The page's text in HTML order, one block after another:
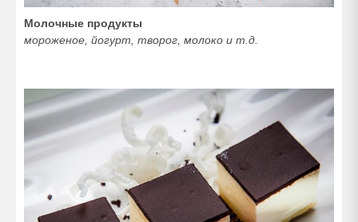
Молочные продукты
мороженое, йогурт, творог, молоко и т.д.